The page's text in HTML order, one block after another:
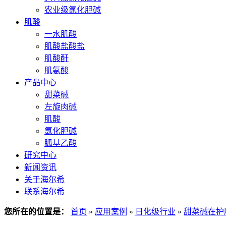
农业级氯化胆碱
肌酸
一水肌酸
肌酸盐酸盐
肌酸酐
肌氨酸
产品中心
甜菜碱
左旋肉碱
肌酸
氯化胆碱
胍基乙酸
研究中心
新闻资讯
关于海尔希
联系海尔希
您所在的位置是： 首页 » 应用案例 » 日化级行业 » 甜菜碱在护